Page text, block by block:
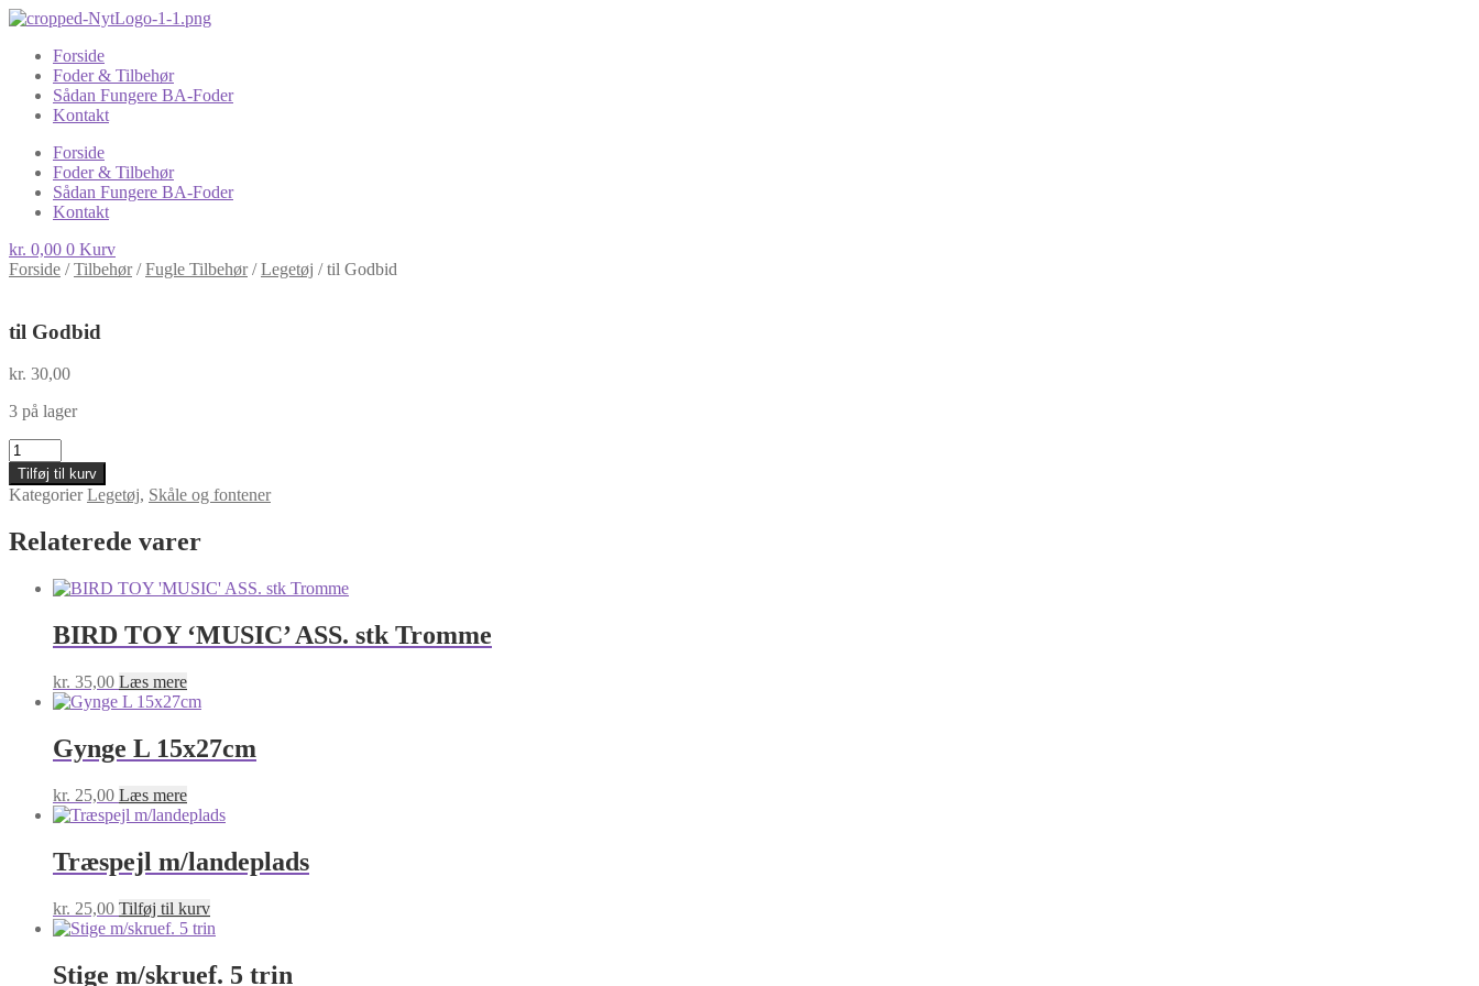
Forside
Foder & Tilbehør
Sådan Fungere BA-Foder
Kontakt
Forside
Foder & Tilbehør
Sådan Fungere BA-Foder
Kontakt
kr. 0,00 0 Kurv
Forside /Tilbehør/Fugle Tilbehør/Legetøj /til Godbid
til Godbid
kr. 30,00
3 på lager
til
Godbid
antal
Tilføj til kurv
Kategorier Legetøj, Skåle og fontener
Relaterede varer
BIRD TOY ‘MUSIC’ ASS. stk Tromme
kr. 35,00 Læs mere
Gynge L 15x27cm
kr. 25,00 Læs mere
Træspejl m/landeplads
kr. 25,00 Tilføj til kurv
Stige m/skruef. 5 trin